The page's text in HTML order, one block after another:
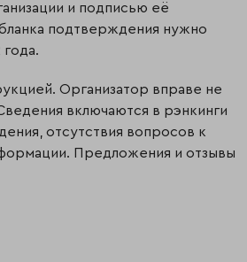
и подписью её
подтверждения нужно
Организатор вправе не
включаются в рэнкинги
отсутствия вопросов к
Предложения и отзывы